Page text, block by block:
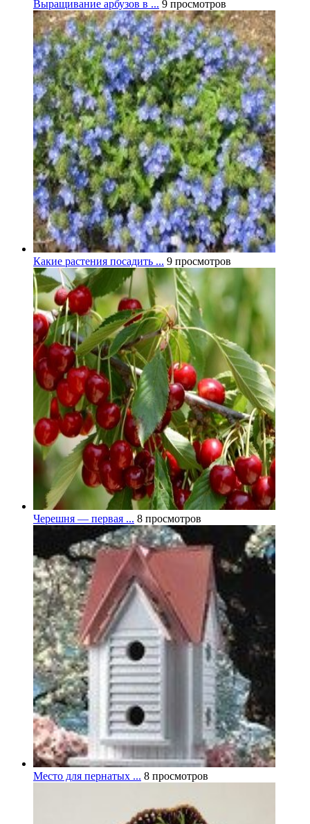
Выращивание арбузов в ... 9 просмотров
Какие растения посадить ... 9 просмотров
Черешня — первая ... 8 просмотров
Место для пернатых ... 8 просмотров